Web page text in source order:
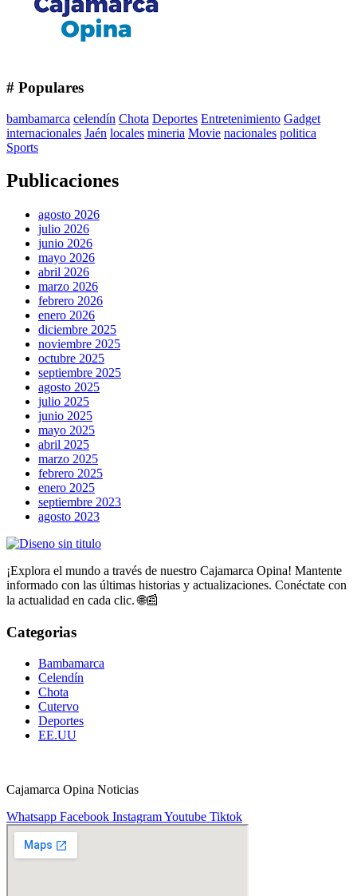
# Populares
bambamarca celendín Chota Deportes Entretenimiento Gadget
internacionales Jaén locales mineria Movie nacionales politica
Sports
Publicaciones
agosto 2026
julio 2026
junio 2026
mayo 2026
abril 2026
marzo 2026
febrero 2026
enero 2026
diciembre 2025
noviembre 2025
octubre 2025
septiembre 2025
agosto 2025
julio 2025
junio 2025
mayo 2025
abril 2025
marzo 2025
febrero 2025
enero 2025
septiembre 2023
agosto 2023
¡Explora el mundo a través de nuestro Cajamarca Opina! Mantente
informado con las últimas historias y actualizaciones. Conéctate con
la actualidad en cada clic. 🌐📰
Categorias
Bambamarca
Celendín
Chota
Cutervo
Deportes
EE.UU
Cajamarca Opina Noticias
Whatsapp Facebook InstagramYoutube Tiktok